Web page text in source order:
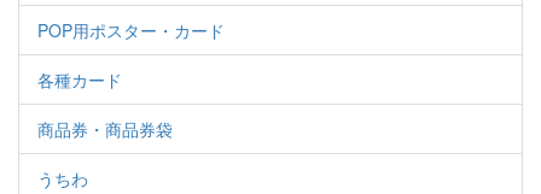
POP用ポスター・カード
各種カード
商品券・商品券袋
うちわ